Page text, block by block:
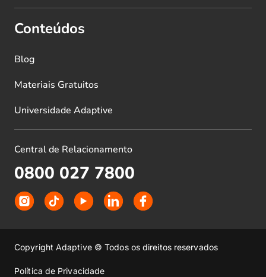
Conteúdos
Blog
Materiais Gratuitos
Universidade Adaptive
Central de Relacionamento
0800 027 7800
Copyright Adaptive © Todos os direitos reservados
Política de Privacidade